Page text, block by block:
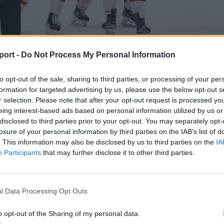
- Do Not Process My Personal Information
opt-out of the sale, sharing to third parties, or processing of your
for targeted advertising by us, please use the below opt-out
selection. Please note that after your opt-out request is processed
interest-based ads based on personal information utilized by us
to third parties prior to your opt-out. You may separately
of your personal information by third parties on the IAB’s list of
This information may also be disclosed by us to third parties on the
Participants that may further disclose it to other third parties.
Data Processing Opt Outs
opt-out of the Sharing of my personal data.
Nagy Gábor Sándor
mindent egy lapra feltéve támadtak, de a GYHK
zárt védekezése nem engedett újabb gólt. A végén
üres kapuba lőtt találattal végleg lezárta a mérkőzést.
Klub ezzel 2:1-re vezet az egyik fél negyedik
A folytatás hétfőn este, ismét Miskolcon.